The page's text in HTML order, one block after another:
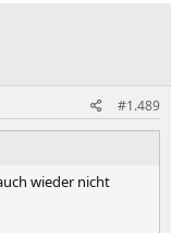
#1.489
wieder nicht